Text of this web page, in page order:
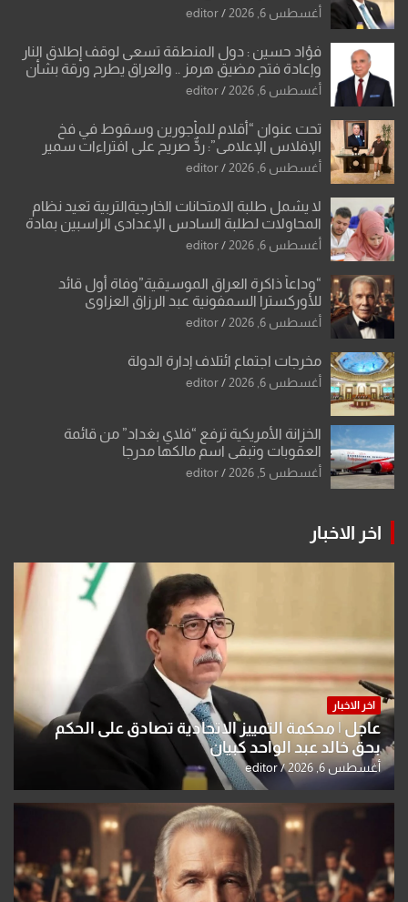
أغسطس 6, 2026 editor
فؤاد حسين : دول المنطقة تسعى لوقف إطلاق النار
وإعادة فتح مضيق هرمز .. والعراق يطرح ورقة بشأن
تحولات القدس
أغسطس 6, 2026 editor
تحت عنوان “أقلام للمأجورين وسقوط في فخ
الإفلاس الإعلامي”: ردٌّ صريح على افتراءات سمير
الشكرجي
أغسطس 6, 2026 editor
لا يشمل طلبة الامتحانات الخارجيةالتربية تعيد نظام
المحاولات لطلبة السادس الإعدادي الراسبين بمادة
أو مادتين
أغسطس 6, 2026 editor
“وداعاً ذاكرة العراق الموسيقية”وفاة أول قائد
للأوركسترا السمفونية عبد الرزاق العزاوي
أغسطس 6, 2026 editor
مخرجات اجتماع ائتلاف إدارة الدولة
أغسطس 6, 2026 editor
الخزانة الأمريكية ترفع “فلاي بغداد” من قائمة
العقوبات وتبقي اسم مالكها مدرجا
أغسطس 5, 2026 editor
اخر الاخبار
اخر الاخبار
عاجل | محكمة التمييز الاتحادية تصادق على الحكم
بحق خالد عبد الواحد كبيان
أغسطس 6, 2026 editor